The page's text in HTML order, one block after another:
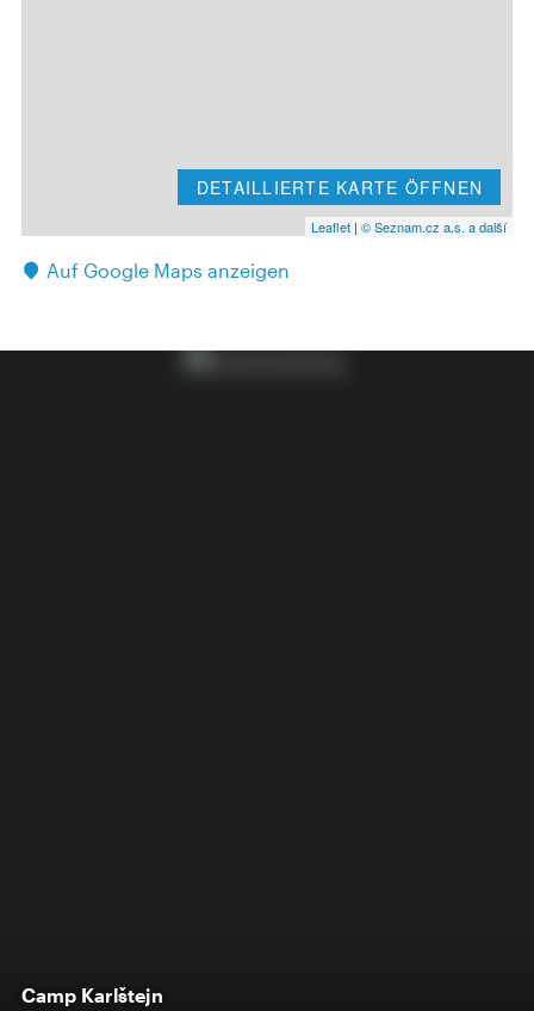
DETAILLIERTE KARTE ÖFFNEN
Leaflet | © Seznam.cz a.s. a další
Auf Google Maps anzeigen
Camp Karlštejn